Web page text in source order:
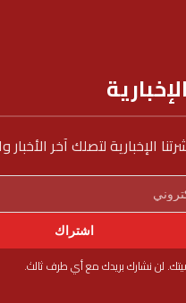
الإخبارية لتصلك آخر الأخبار
اشتراك
لن نشارك بريدك مع أي طرف ثالث.